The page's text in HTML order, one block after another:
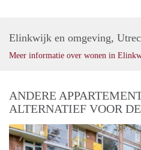
Elinkwijk en omgeving,
Meer informatie over wonen in
ANDERE
ALTERNATIEF VOOR